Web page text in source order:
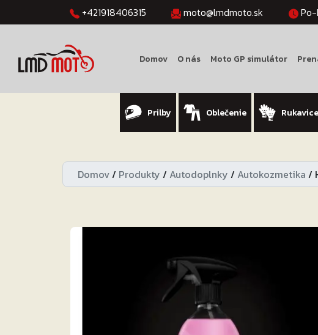
+421918406315 moto@lmdmoto.sk
Domov O nás Moto GP simulátor
Prilby Oblečenie Rukavice
Domov/ Produkty / Autodoplnky / Autokozmetika /